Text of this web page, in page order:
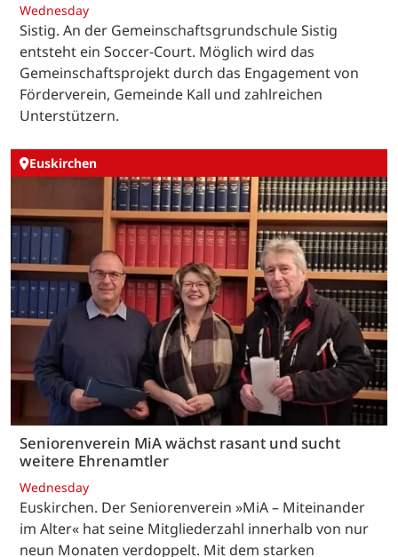
Wednesday
Sistig. An der Gemeinschaftsgrundschule Sistig
entsteht ein Soccer-Court. Möglich wird das
Gemeinschaftsprojekt durch das Engagement von
Förderverein, Gemeinde Kall und zahlreichen
Unterstützern.
Euskirchen
Seniorenverein MiA wächst rasant und sucht
weitere Ehrenamtler
Wednesday
Euskirchen. Der Seniorenverein »MiA – Miteinander
im Alter« hat seine Mitgliederzahl innerhalb von nur
neun Monaten verdoppelt. Mit dem starken